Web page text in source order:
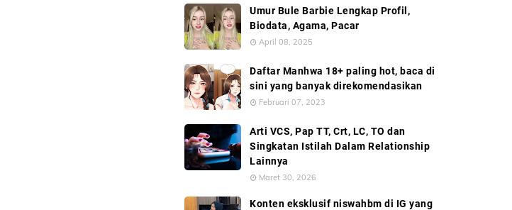
Umur Bule Barbie Lengkap Profil,
Biodata, Agama, Pacar
April 08, 2025
Daftar Manhwa 18+ paling hot, baca di
sini yang banyak direkomendasikan
Februari 07, 2023
Arti VCS, Pap TT, Crt, LC, TO dan
Singkatan Istilah Dalam Relationship
Lainnya
Maret 30, 2026
Konten eksklusif niswahbm di IG yang